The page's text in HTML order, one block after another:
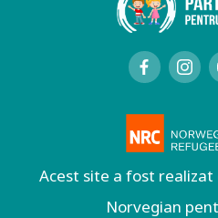
Acest site a fost realizat
Norvegian